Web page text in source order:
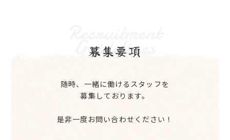
Guidelines
募集要項
随時、一緒に働けるスタッフを
募集しております。
是非一度お問い合わせください！